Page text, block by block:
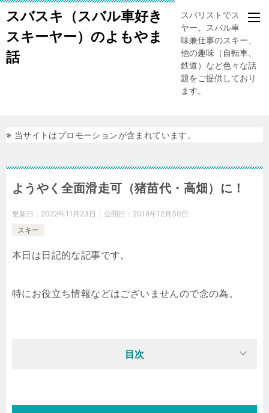
スバスキ（スバル車好き
スキーヤー）のよもやま
話
スバリストでスキー
ヤー。スバル車、趣
味兼仕事のスキー、
他の趣味（自転車、
鉄道）など色々な話
題をご提供しており
ます。
※ 当サイトはプロモーションが含まれています。
ようやく全面滑走可（猪苗代・高畑）に！
更新日： 2022年11月23日 公開日： 2018年12月30日
スキー
本日は日記的な記事です。
特にお役立ち情報などはございませんので念の為。
目次